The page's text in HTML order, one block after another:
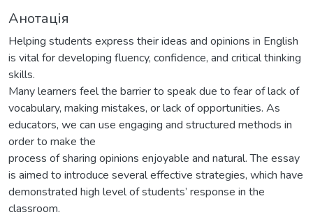
Анотація
Helping students express their ideas and opinions in English
is vital for developing fluency, confidence, and critical thinking
skills.
Many learners feel the barrier to speak due to fear of lack of
vocabulary, making mistakes, or lack of opportunities. As
educators, we can use engaging and structured methods in
order to make the
process of sharing opinions enjoyable and natural. The essay
is aimed to introduce several effective strategies, which have
demonstrated high level of students’ response in the
classroom.